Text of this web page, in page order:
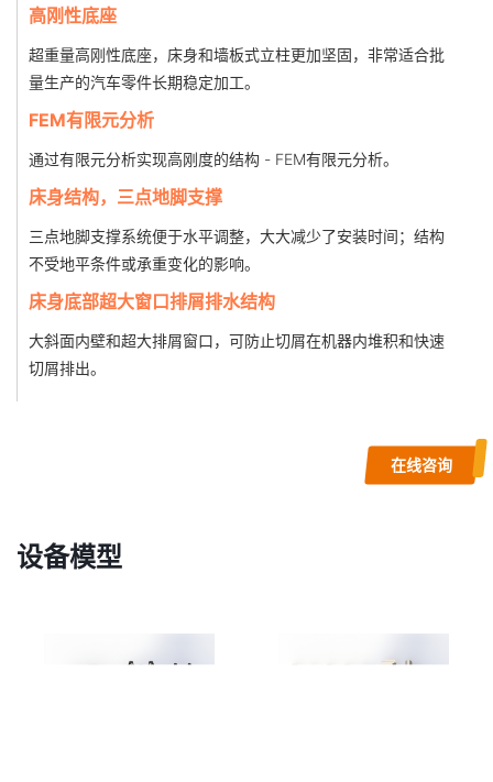
高刚性底座
超重量高刚性底座，床身和墙板式立柱更加坚固，非常适合批
量生产的汽车零件长期稳定加工。
FEM有限元分析
通过有限元分析实现高刚度的结构 - FEM有限元分析。
床身结构，三点地脚支撑
三点地脚支撑系统便于水平调整，大大减少了安装时间；结构
不受地平条件或承重变化的影响。
床身底部超大窗口排屑排水结构
大斜面内壁和超大排屑窗口，可防止切屑在机器内堆积和快速
切屑排出。
在线咨询
设备模型